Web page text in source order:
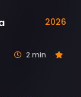
2026
2 min